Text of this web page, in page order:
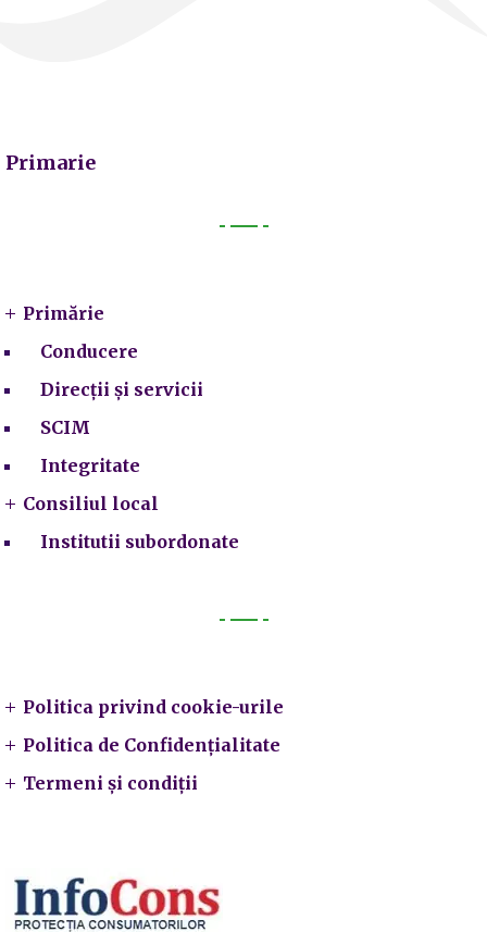
Primarie
Primărie
Conducere
Direcții și servicii
SCIM
Integritate
Consiliul local
Institutii subordonate
Politica privind cookie-urile
Politica de Confidențialitate
Termeni și condiții